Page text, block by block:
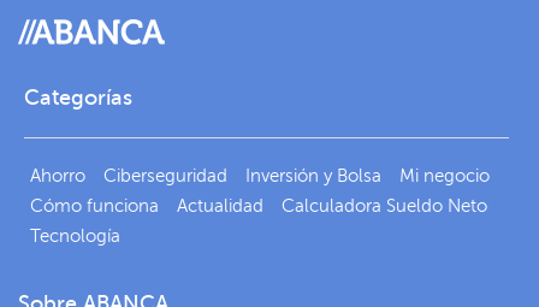
Categorías
Ahorro Ciberseguridad Inversión y Bolsa
Mi negocio
Cómo funciona
Actualidad
Calculadora Sueldo Neto
Tecnología